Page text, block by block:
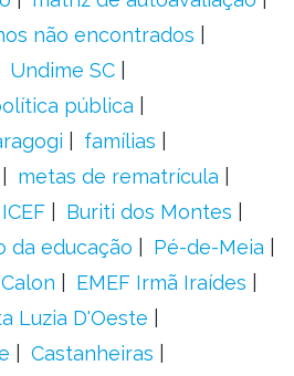
não encontrados
Undime SC
pública
famílias
metas de rematrícula
Buriti dos Montes
da educação
Pé-de-Meia
Calon
EMEF Irmã Iraídes
Luzia D'Oeste
Castanheiras